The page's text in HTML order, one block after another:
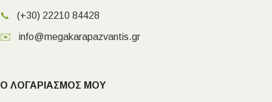
📞 (+30) 22210 84428
✉️ info@megakarapazvantis.gr
Ο ΛΟΓΑΡΙΑΣΜΟΣ ΜΟΥ